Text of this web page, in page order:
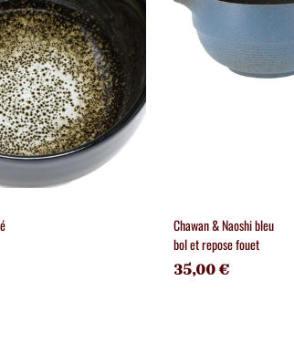
Chawan & Naoshi bleu
bol et repose fouet
35,00 €